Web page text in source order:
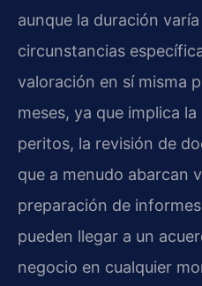
aunque la duración
circunstancias
valoración en sí misma
meses, ya que implica
peritos, la revisión de
que a menudo abarcan
preparación de
pueden llegar a un
negocio en cualquier